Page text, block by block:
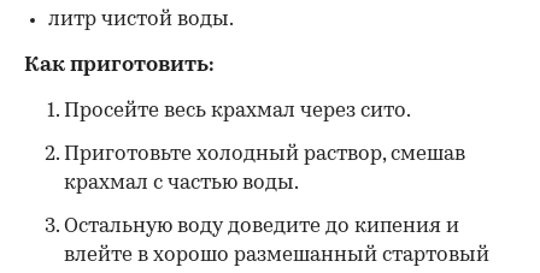
литр чистой воды.
Как приготовить:
Просейте весь крахмал через сито.
Приготовьте холодный раствор, смешав
крахмал с частью воды.
Остальную воду доведите до кипения и
влейте в хорошо размешанный стартовый